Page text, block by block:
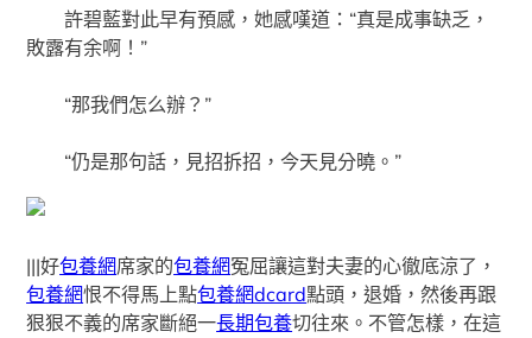
許碧藍對此早有預感，她感嘆道：“真是成事缺乏，
敗露有余啊！”
“那我們怎么辦？”
“仍是那句話，見招拆招，今天見分曉。”
|||好包養網席家的包養網冤屈讓這對夫妻的心徹底涼了，
包養網恨不得馬上點包養網dcard點頭，退婚，然後再跟
狠狠不義的席家斷絕一長期包養切往來。不管怎樣，在這